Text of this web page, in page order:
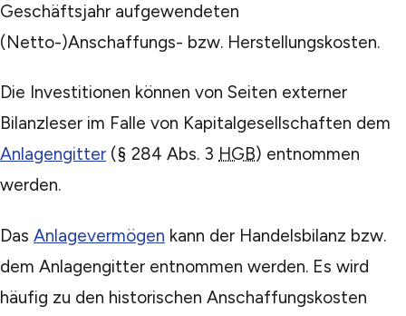
Geschäftsjahr aufgewendeten
(Netto-)Anschaffungs- bzw. Herstellungskosten.
Die Investitionen können von Seiten externer
Bilanzleser im Falle von Kapitalgesellschaften dem
Anlagengitter (§ 284 Abs. 3 HGB) entnommen
werden.
Das Anlagevermögen kann der Handelsbilanz bzw.
dem Anlagengitter entnommen werden. Es wird
häufig zu den historischen Anschaffungskosten